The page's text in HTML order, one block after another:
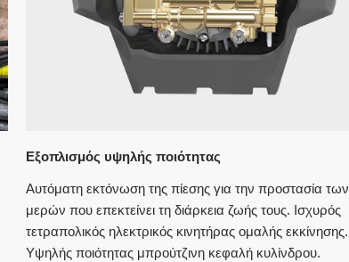
Εξοπλισμός υψηλής ποιότητας
Αυτόματη εκτόνωση της πίεσης για την προστασία των
μερών που επεκτείνει τη διάρκεια ζωής τους. Ισχυρός
τετραπολικός ηλεκτρικός κινητήρας ομαλής εκκίνησης.
Υψηλής ποιότητας μπρούτζινη κεφαλή κυλίνδρου.